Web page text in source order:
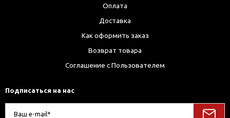
Оплата
Доставка
Как оформить заказ
Возврат товара
Соглашение с Пользователем
Подписаться на нас